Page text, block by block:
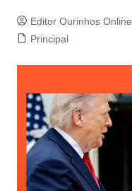
Editor Ourinhos Online
Principal